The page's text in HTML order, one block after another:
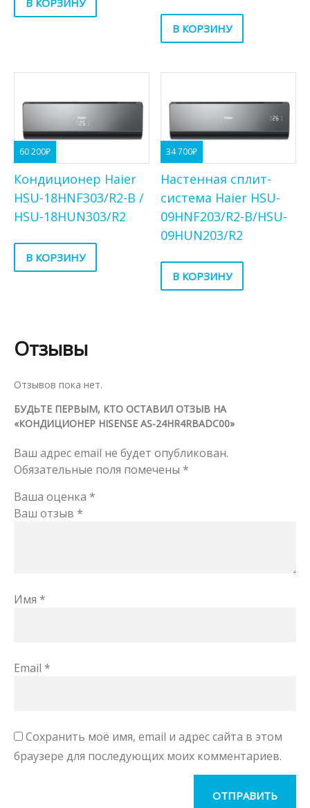
В КОРЗИНУ
60 200₽
Кондиционер Haier
HSU-18HNF303/R2-B /
HSU-18HUN303/R2
В КОРЗИНУ
34 700₽
Настенная сплит-
система Haier HSU-
09HNF203/R2-B/HSU-
09HUN203/R2
В КОРЗИНУ
Отзывы
Отзывов пока нет.
БУДЬТЕ ПЕРВЫМ, КТО ОСТАВИЛ ОТЗЫВ НА
«КОНДИЦИОНЕР HISENSE AS-24HR4RBADC00»
Ваш адрес email не будет опубликован.
Обязательные поля помечены *
Ваша оценка *
Ваш отзыв *
Имя *
Email *
Сохранить моё имя, email и адрес сайта в этом
браузере для последующих моих комментариев.